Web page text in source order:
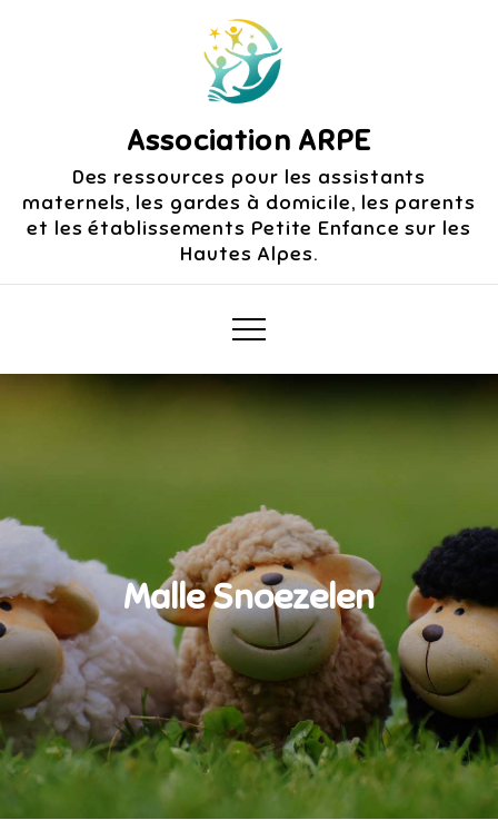
Association ARPE
Des ressources pour les assistants
maternels, les gardes à domicile, les parents
et les établissements Petite Enfance sur les
Hautes Alpes.
Malle Snoezelen